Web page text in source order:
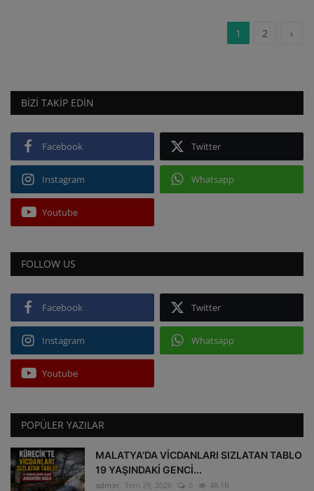
1 2 ›
BIZI TAKIP EDIN
Facebook Twitter
Instagram Whatsapp
Youtube
FOLLOW US
Facebook Twitter
Instagram Whatsapp
Youtube
POPÜLER YAZILAR
MALATYA’DA VİCDANLARI SIZLATAN TABLO
19 YAŞINDAKİ GENCİ...
admin Tem 29, 2026 0 48.1B